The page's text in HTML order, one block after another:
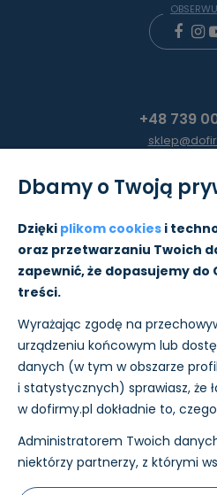
Pomoc
O nas
+48 739
Płatności i wysyłkę w sklepie
Dbamy o Twoją
Dzięki plikom cookies i
oraz przetwarzaniu Twoich
zapewnić, że dopasujemy do
treści.
Wyrażając zgodę na
urządzeniu końcowym lub
danych (w tym w obszarze
i statystycznych) sprawiasz, że
w dofirmy.pl dokładnie to,
Administratorem Twoich
niektórzy partnerzy, z którymi